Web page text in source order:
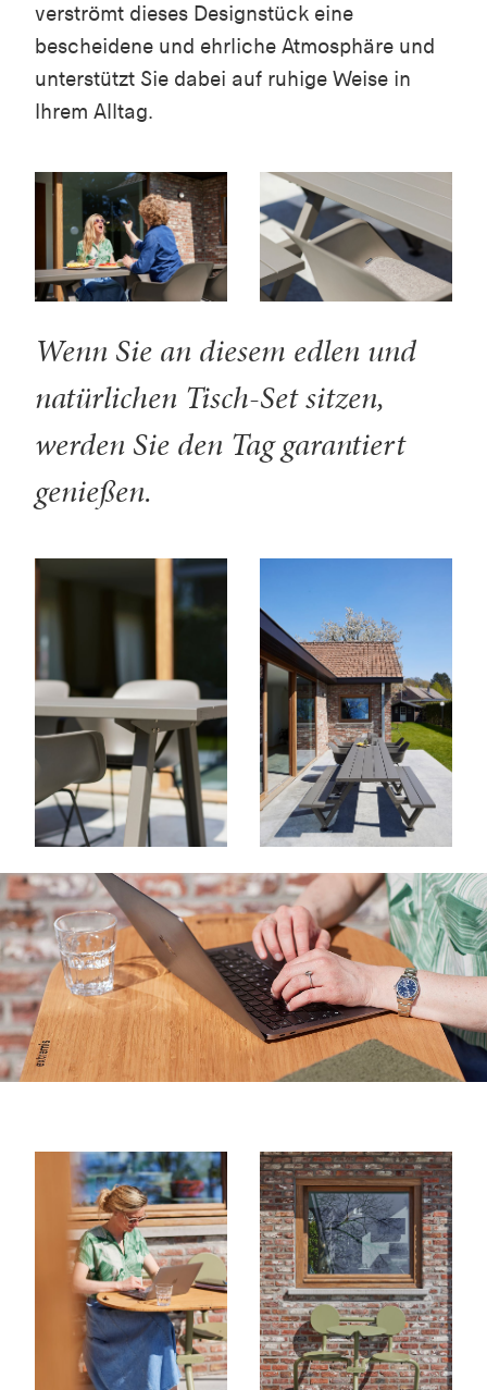
verströmt dieses Designstück eine
bescheidene und ehrliche Atmosphäre und
unterstützt Sie dabei auf ruhige Weise in
Ihrem Alltag.
Wenn Sie an diesem edlen und
natürlichen Tisch-Set sitzen,
werden Sie den Tag garantiert
genießen.